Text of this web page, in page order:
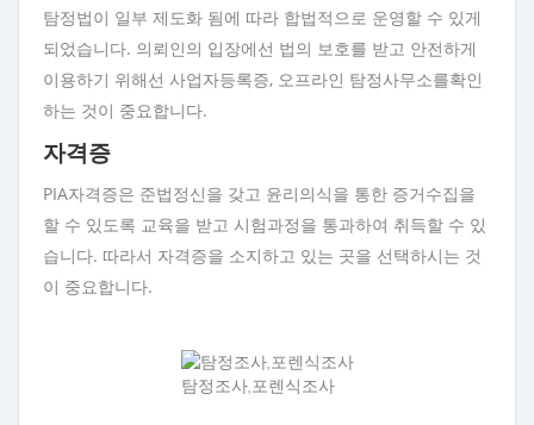
탐정법이 일부 제도화 됨에 따라 합법적으로 운영할 수 있게
되었습니다. 의뢰인의 입장에선 법의 보호를 받고 안전하게
이용하기 위해선 사업자등록증, 오프라인 탐정사무소를확인
하는 것이 중요합니다.
자격증
PIA자격증은 준법정신을 갖고 윤리의식을 통한 증거수집을
할 수 있도록 교육을 받고 시험과정을 통과하여 취득할 수 있
습니다. 따라서 자격증을 소지하고 있는 곳을 선택하시는 것
이 중요합니다.
탐정조사,포렌식조사